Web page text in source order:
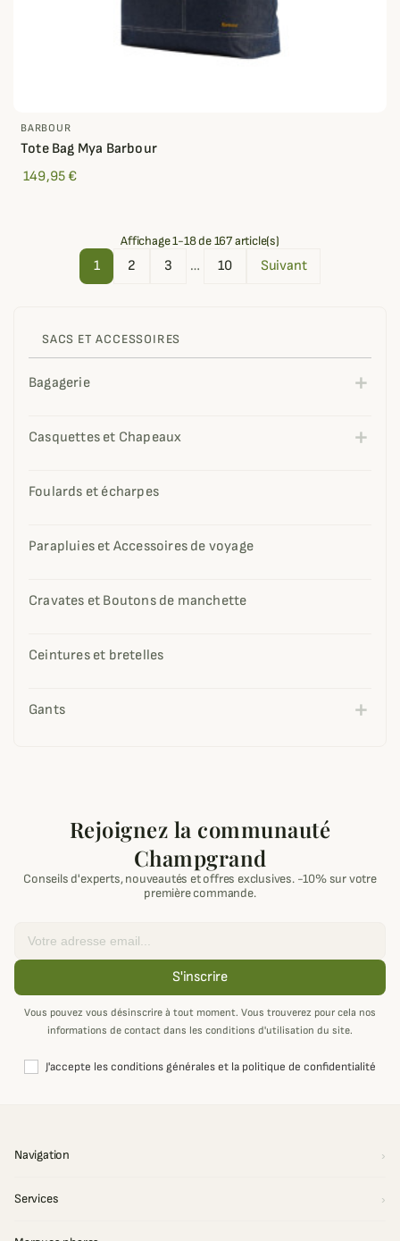
SACS ET ACCESSOIRES
Bagagerie
Casquettes et Chapeaux
Foulards et écharpes
Parapluies et Accessoires de voyage
Cravates et Boutons de manchette
Ceintures et bretelles
Gants
BARBOUR
Tote Bag Mya Barbour
149,95 €
Affichage 1-18 de 167 article(s)
1 2 3 … 10 Suivant
Rejoignez la communauté
Champgrand
Conseils d'experts, nouveautés et offres exclusives. -10% sur votre
première commande.
S'inscrire
Vous pouvez vous désinscrire à tout moment. Vous trouverez pour cela nos
informations de contact dans les conditions d'utilisation du site.
J'accepte les conditions générales et la politique de confidentialité
Navigation
Services